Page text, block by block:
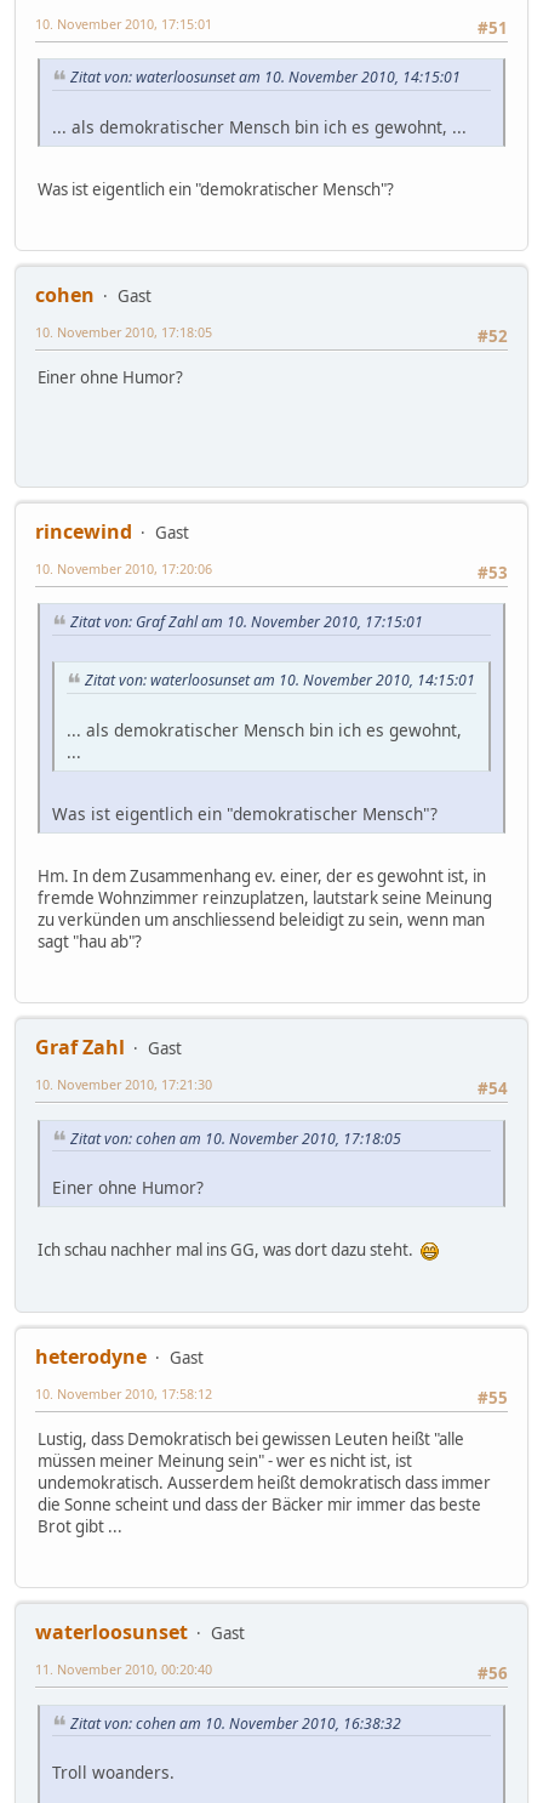
#51
10. November 2010, 17:15:01
Zitat von: waterloosunset am 10. November 2010, 14:15:01
... als demokratischer Mensch bin ich es gewohnt, ...
Was ist eigentlich ein "demokratischer Mensch"?
cohen
Gast
#52
10. November 2010, 17:18:05
Einer ohne Humor?
rincewind
Gast
#53
10. November 2010, 17:20:06
Zitat von: Graf Zahl am 10. November 2010, 17:15:01
Zitat von: waterloosunset am 10. November 2010, 14:15:01
... als demokratischer Mensch bin ich es gewohnt,
...
Was ist eigentlich ein "demokratischer Mensch"?
Hm. In dem Zusammenhang ev. einer, der es gewohnt ist, in
fremde Wohnzimmer reinzuplatzen, lautstark seine Meinung
zu verkünden um anschliessend beleidigt zu sein, wenn man
sagt "hau ab"?
Graf Zahl
Gast
#54
10. November 2010, 17:21:30
Zitat von: cohen am 10. November 2010, 17:18:05
Einer ohne Humor?
Ich schau nachher mal ins GG, was dort dazu steht.
heterodyne
Gast
#55
10. November 2010, 17:58:12
Lustig, dass Demokratisch bei gewissen Leuten heißt "alle
müssen meiner Meinung sein" - wer es nicht ist, ist
undemokratisch. Ausserdem heißt demokratisch dass immer
die Sonne scheint und dass der Bäcker mir immer das beste
Brot gibt ...
waterloosunset
Gast
#56
11. November 2010, 00:20:40
Zitat von: cohen am 10. November 2010, 16:38:32
Troll woanders.